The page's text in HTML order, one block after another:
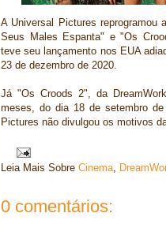
A Universal Pictures
Seus Males Espanta" e "Os
teve seu lançamento nos EUA
23 de dezembro de 2020.
Já "Os Croods 2", da
meses, do dia 18 de setembro
Pictures não divulgou os motivos
Leia Mais Sobre Cinema,
0 comentários: